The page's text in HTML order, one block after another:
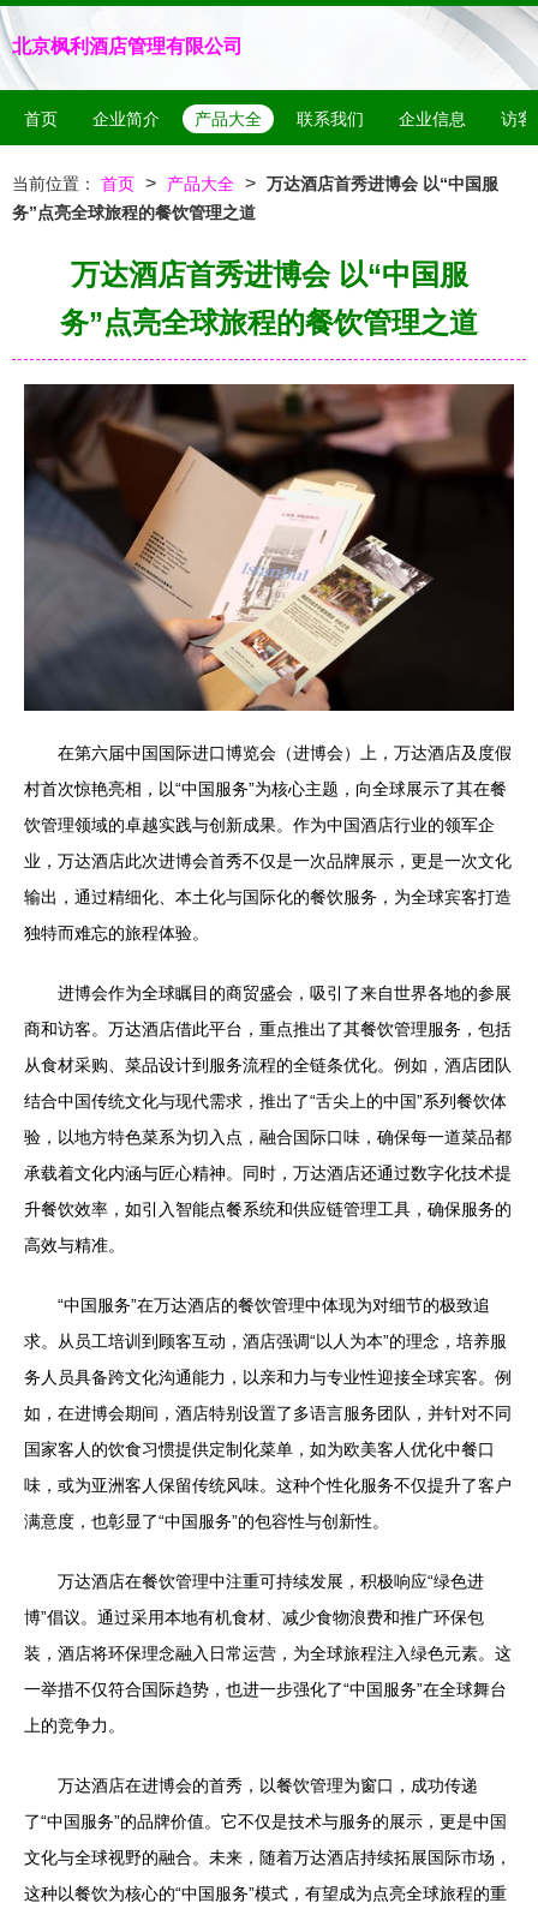
北京枫利酒店管理有限公司
首页 企业简介 产品大全 联系我们 企业信息 访客
当前位置： 首页 > 产品大全 > 万达酒店首秀进博会 以“中国服
务”点亮全球旅程的餐饮管理之道
万达酒店首秀进博会 以“中国服
务”点亮全球旅程的餐饮管理之道
在第六届中国国际进口博览会（进博会）上，万达酒店及度假
村首次惊艳亮相，以“中国服务”为核心主题，向全球展示了其在餐
饮管理领域的卓越实践与创新成果。作为中国酒店行业的领军企
业，万达酒店此次进博会首秀不仅是一次品牌展示，更是一次文化
输出，通过精细化、本土化与国际化的餐饮服务，为全球宾客打造
独特而难忘的旅程体验。
进博会作为全球瞩目的商贸盛会，吸引了来自世界各地的参展
商和访客。万达酒店借此平台，重点推出了其餐饮管理服务，包括
从食材采购、菜品设计到服务流程的全链条优化。例如，酒店团队
结合中国传统文化与现代需求，推出了“舌尖上的中国”系列餐饮体
验，以地方特色菜系为切入点，融合国际口味，确保每一道菜品都
承载着文化内涵与匠心精神。同时，万达酒店还通过数字化技术提
升餐饮效率，如引入智能点餐系统和供应链管理工具，确保服务的
高效与精准。
“中国服务”在万达酒店的餐饮管理中体现为对细节的极致追
求。从员工培训到顾客互动，酒店强调“以人为本”的理念，培养服
务人员具备跨文化沟通能力，以亲和力与专业性迎接全球宾客。例
如，在进博会期间，酒店特别设置了多语言服务团队，并针对不同
国家客人的饮食习惯提供定制化菜单，如为欧美客人优化中餐口
味，或为亚洲客人保留传统风味。这种个性化服务不仅提升了客户
满意度，也彰显了“中国服务”的包容性与创新性。
万达酒店在餐饮管理中注重可持续发展，积极响应“绿色进
博”倡议。通过采用本地有机食材、减少食物浪费和推广环保包
装，酒店将环保理念融入日常运营，为全球旅程注入绿色元素。这
一举措不仅符合国际趋势，也进一步强化了“中国服务”在全球舞台
上的竞争力。
万达酒店在进博会的首秀，以餐饮管理为窗口，成功传递
了“中国服务”的品牌价值。它不仅是技术与服务的展示，更是中国
文化与全球视野的融合。未来，随着万达酒店持续拓展国际市场，
这种以餐饮为核心的“中国服务”模式，有望成为点亮全球旅程的重